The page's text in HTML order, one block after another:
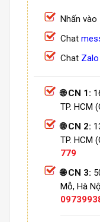
Nhấn vào
Chat
Chat
🌐 CN 1:
TP. HCM
🌐 CN 2:
TP. HCM
779
🌐 CN 3:
Mỗ, Hà